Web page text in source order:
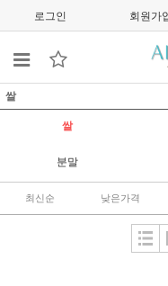
로그인 회원가
쌀
쌀
분말
최신순 낮은가격